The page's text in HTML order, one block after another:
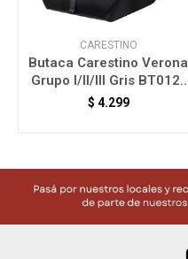
CARESTINO
Butaca Carestino Verona
Grupo I/II/III Gris BT012-
GR
$ 4.299